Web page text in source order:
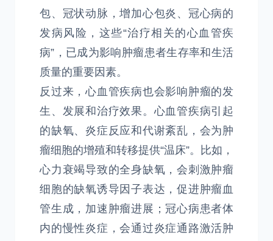
包、冠状动脉，增加心包炎、冠心病的
发病风险，这些“治疗相关的心血管疾
病”，已成为影响肿瘤患者生存率和生活
质量的重要因素。
反过来，心血管疾病也会影响肿瘤的发
生、发展和治疗效果。心血管疾病引起
的缺氧、炎症反应和代谢紊乱，会为肿
瘤细胞的增殖和转移提供“温床”。比如，
心力衰竭导致的全身缺氧，会刺激肿瘤
细胞的缺氧诱导因子表达，促进肿瘤血
管生成，加速肿瘤进展；冠心病患者体
内的慢性炎症，会通过炎症通路激活肿